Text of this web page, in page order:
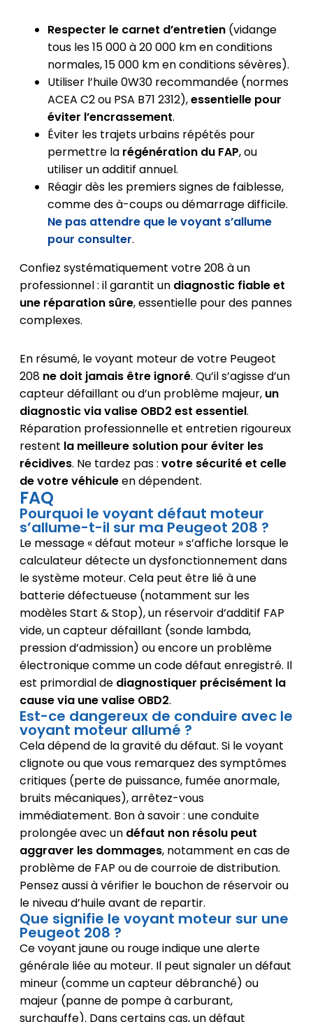
Respecter le carnet d’entretien(vidange
tous les 15 000 à 20 000 km en conditions
normales, 15 000 km en conditions sévères).
Utiliser l’huile 0W30 recommandée (normes
ACEA C2 ou PSA B71 2312),essentielle pour
éviter l’encrassement.
Éviter les trajets urbains répétés pour
permettre la régénération du FAP, ou
utiliser un additif annuel.
Réagir dès les premiers signes de faiblesse,
comme des à-coups ou démarrage difficile.
Ne pas attendre que le voyant s’allume
pour consulter.
Confiez systématiquement votre 208 à un
professionnel : il garantit un diagnostic fiable et
une réparation sûre, essentielle pour des pannes
complexes.
En résumé, le voyant moteur de votre Peugeot
208 ne doit jamais être ignoré. Qu’il s’agisse d’un
capteur défaillant ou d’un problème majeur, un
diagnostic via valise OBD2 est essentiel.
Réparation professionnelle et entretien rigoureux
restent la meilleure solution pour éviter les
récidives. Ne tardez pas : votre sécurité et celle
de votre véhiculeen dépendent.
FAQ
Pourquoi le voyant défaut moteur
s’allume-t-il sur ma Peugeot 208 ?
Le message « défaut moteur » s’affiche lorsque le
calculateur détecte un dysfonctionnement dans
le système moteur. Cela peut être lié à une
batterie défectueuse (notamment sur les
modèles Start & Stop), un réservoir d’additif FAP
vide, un capteur défaillant (sonde lambda,
pression d’admission) ou encore un problème
électronique comme un code défaut enregistré. Il
est primordial de diagnostiquer précisément la
cause via une valise OBD2.
Est-ce dangereux de conduire avec le
voyant moteur allumé ?
Cela dépend de la gravité du défaut. Si le voyant
clignote ou que vous remarquez des symptômes
critiques (perte de puissance, fumée anormale,
bruits mécaniques), arrêtez-vous
immédiatement. Bon à savoir : une conduite
prolongée avec un défaut non résolu peut
aggraver les dommages, notamment en cas de
problème de FAP ou de courroie de distribution.
Pensez aussi à vérifier le bouchon de réservoir ou
le niveau d’huile avant de repartir.
Que signifie le voyant moteur sur une
Peugeot 208 ?
Ce voyant jaune ou rouge indique une alerte
générale liée au moteur. Il peut signaler un défaut
mineur (comme un capteur débranché) ou
majeur (panne de pompe à carburant,
surchauffe). Dans certains cas, un défaut